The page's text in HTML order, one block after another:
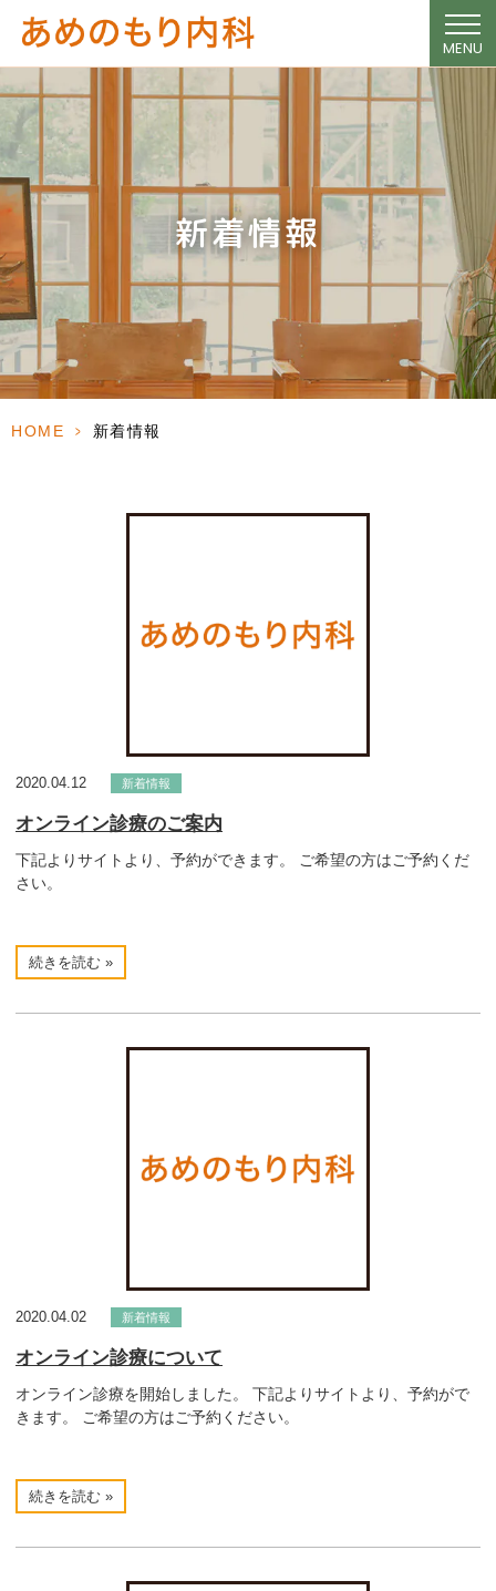
MENU
新着情報
HOME > 新着情報
2020.04.12 新着情報
オンライン診療のご案内
下記よりサイトより、予約ができます。 ご希望の方はご予約くだ
さい。
続きを読む »
2020.04.02 新着情報
オンライン診療について
オンライン診療を開始しました。 下記よりサイトより、予約がで
きます。 ご希望の方はご予約ください。
続きを読む »